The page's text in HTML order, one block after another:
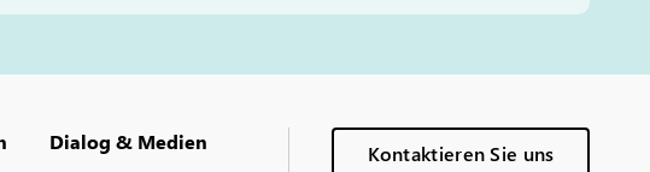
Dialog & Medien Kontaktieren Sie uns